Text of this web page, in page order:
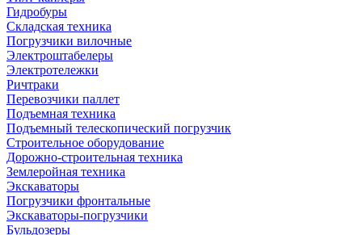
Гидробуры
Складская техника
Погрузчики вилочные
Электроштабелеры
Электротележки
Ричтраки
Перевозчики паллет
Подъемная техника
Подъемный телескопический погрузчик
Строительное оборудование
Дорожно-строительная техника
Землеройная техника
Экскаваторы
Погрузчики фронтальные
Экскаваторы-погрузчики
Бульдозеры